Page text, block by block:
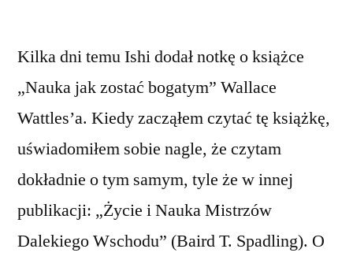
Kilka dni temu Ishi dodał notkę o książce
„Nauka jak zostać bogatym” Wallace
Wattles’a. Kiedy zacząłem czytać tę książkę,
uświadomiłem sobie nagle, że czytam
dokładnie o tym samym, tyle że w innej
publikacji: „Życie i Nauka Mistrzów
Dalekiego Wschodu” (Baird T. Spadling). O